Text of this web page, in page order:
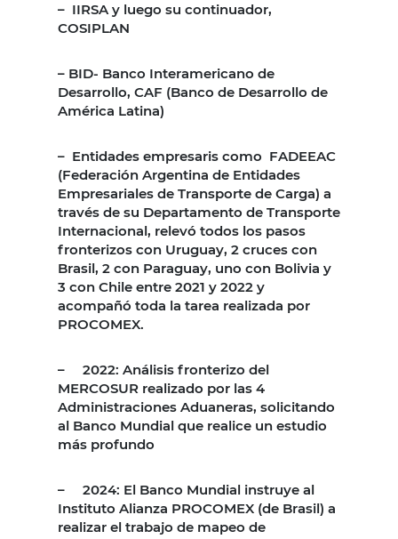
– IIRSA y luego su continuador,
COSIPLAN
– BID- Banco Interamericano de
Desarrollo, CAF (Banco de Desarrollo de
América Latina)
– Entidades empresaris como FADEEAC
(Federación Argentina de Entidades
Empresariales de Transporte de Carga) a
través de su Departamento de Transporte
Internacional, relevó todos los pasos
fronterizos con Uruguay, 2 cruces con
Brasil, 2 con Paraguay, uno con Bolivia y
3 con Chile entre 2021 y 2022 y
acompañó toda la tarea realizada por
PROCOMEX.
– 2022: Análisis fronterizo del
MERCOSUR realizado por las 4
Administraciones Aduaneras, solicitando
al Banco Mundial que realice un estudio
más profundo
– 2024: El Banco Mundial instruye al
Instituto Alianza PROCOMEX (de Brasil) a
realizar el trabajo de mapeo de